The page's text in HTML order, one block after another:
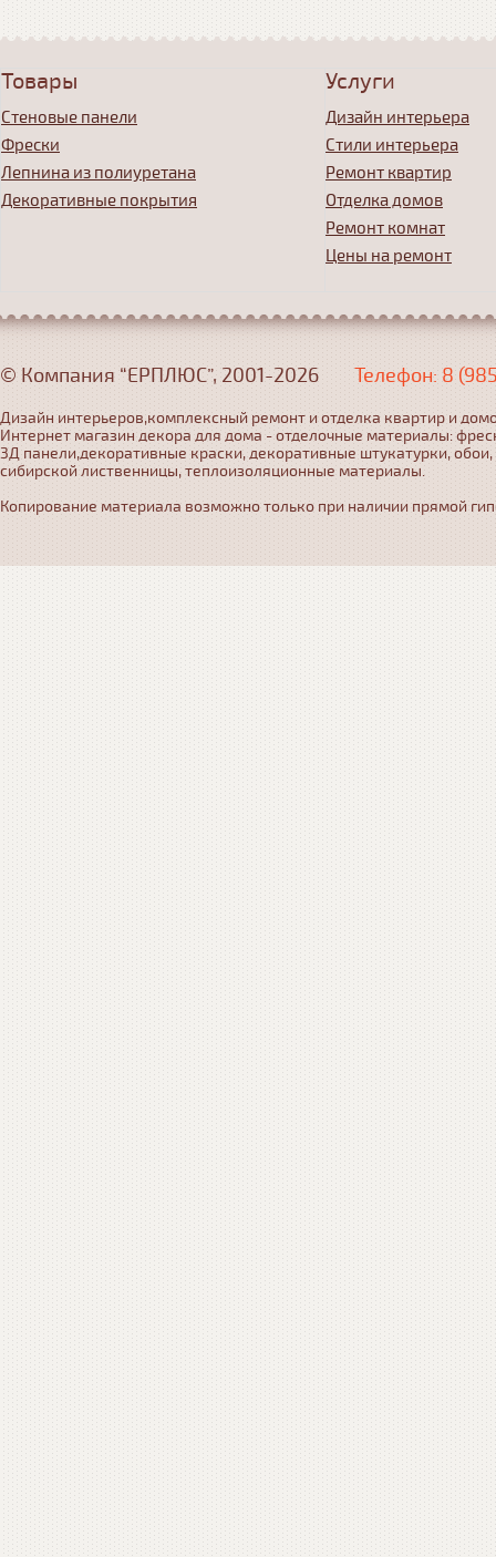
Товары
Стеновые панели
Фрески
Лепнина из полиуретана
Декоративные покрытия
Услуги
Дизайн интерьера
Стили интерьера
Ремонт квартир
Отделка домов
Ремонт комнат
Цены на ремонт
© Компания “ЕРПЛЮС”, 2001-2026 Телефон: 8
Дизайн интерьеров,комплексный ремонт и отделка квартир и
Интернет магазин декора для дома - отделочные материалы:
3Д панели,декоративные краски, декоративные штукатурки,
сибирской лиственницы, теплоизоляционные материалы.
Копирование материала возможно только при наличии прямой